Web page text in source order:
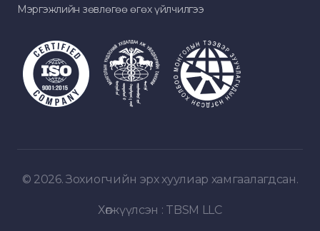
Мэргэжлийн зөвлөгөө өгөх үйлчилгээ
© 2026. Зохиогчийн эрх хуулиар хамгаалагдсан.
Хөгжүүлсэн : TBSM LLC